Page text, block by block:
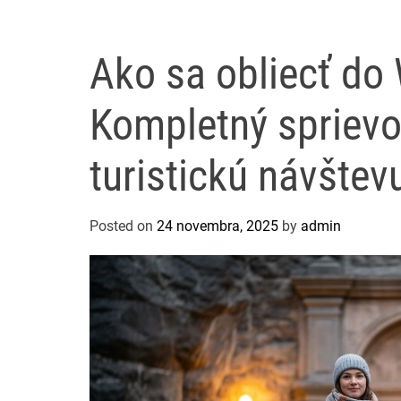
Ako sa obliecť do
Kompletný
turistickú
Posted on 24 novembra, 2025 by admin